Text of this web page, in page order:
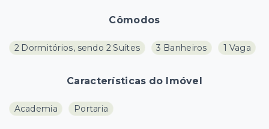
Cômodos
2 Dormitórios, sendo 2 Suítes 3 Banheiros 1 Vaga
Características do Imóvel
Academia Portaria